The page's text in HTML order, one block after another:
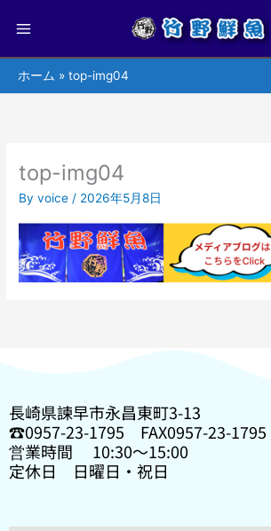
ホーム top-img04
top-img04
Byvoice / 2026年5月8日
長崎県諫早市永昌東町3-13
☎0957-23-1795 FAX0957-23-1795
営業時間 10:30〜15:00
定休日 日曜日・祝日